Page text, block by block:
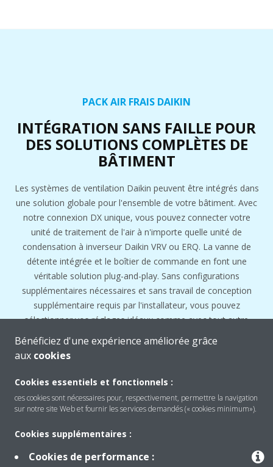
PACK AIR FRAIS DAIKIN
INTÉGRATION SANS FAILLE POUR
DES SOLUTIONS COMPLÈTES DE
BÂTIMENT
Les systèmes de ventilation Daikin peuvent être intégrés dans
une solution globale pour l'ensemble de votre bâtiment. Avec
notre connexion DX unique, vous pouvez connecter votre
unité de traitement de l'air à n'importe quelle unité de
condensation à inverseur Daikin VRV ou ERQ. La vanne de
détente intégrée et le boîtier de commande en font une
véritable solution plug-and-play. Sans configurations
supplémentaires nécessaires et sans travail de conception
supplémentaire requis par l'installateur, vous pouvez
sélectionner vos réglages idéaux comme avec tout autre
dispositif de ventilation.
Bénéficiez d'une expérience améliorée grâce
aux cookies
Cookies essentiels et fonctionnels :
ces cookies sont nécessaires pour, respectivement, permettre la navigation
sur notre site Web et fournir les services demandés (« cookies minimum»).
Cookies supplémentaires :
Cookies de performance :